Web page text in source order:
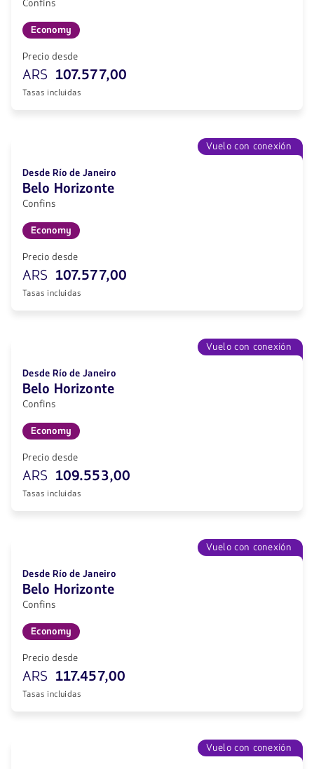
Confins
Economy
Precio desde
ARS 107.577,00
Tasas incluidas
Vuelo con conexión
Desde Río de Janeiro
Belo Horizonte
Confins
Economy
Precio desde
ARS 107.577,00
Tasas incluidas
Vuelo con conexión
Desde Río de Janeiro
Belo Horizonte
Confins
Economy
Precio desde
ARS 109.553,00
Tasas incluidas
Vuelo con conexión
Desde Río de Janeiro
Belo Horizonte
Confins
Economy
Precio desde
ARS 117.457,00
Tasas incluidas
Vuelo con conexión